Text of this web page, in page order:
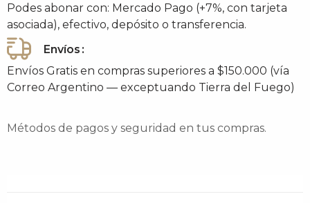
Podes abonar con: Mercado Pago (+7%, con tarjeta
asociada), efectivo, depósito o transferencia.
Envíos
Envíos Gratis en compras superiores a $150.000 (vía
Correo Argentino — exceptuando Tierra del Fuego)
Métodos de pagos y seguridad en tus compras.